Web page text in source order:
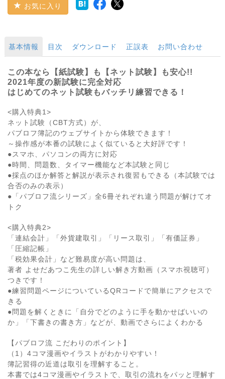
お気に入り
基本情報 目次 ダウンロード 正誤表 お問い合わせ
この本なら【紙試験】も【ネット試験】も安心!!
2021年度の新試験に完全対応
はじめてのネット試験もバッチリ練習できる！
<購入特典1>
ネット試験（CBT方式）が、
パブロフ簿記のウェブサイトから体験できます！
～操作感が本番の試験によく似ていると大好評です！
●スマホ、パソコンの両方に対応
●時間、問題数、タイマー機能など本試験と同じ
●採点のほか解答と解説が表示され復習もできる（本試験では
合否のみの表示）
●「パブロフ流シリーズ」全6冊それぞれ違う問題が解けてオ
トク
<購入特典2>
「連結会計」「外貨建取引」「リース取引」「有価証券」
「圧縮記帳」
「税効果会計」など難易度が高い問題は、
著者 よせだあつこ先生の詳しい解き方動画（スマホ視聴可）
つきです！
●練習問題ページについているQRコードで簡単にアクセスで
きる
●問題を解くときに「自分でどのように手を動かせばいいの
か」「下書きの書き方」などが、動画でさらによくわかる
【パブロフ流 こだわりのポイント】
（1）4コマ漫画やイラストがわかりやすい！
簿記習得の近道は取引を理解すること。
本書では4コマ漫画やイラストで、取引の流れをパッと理解す